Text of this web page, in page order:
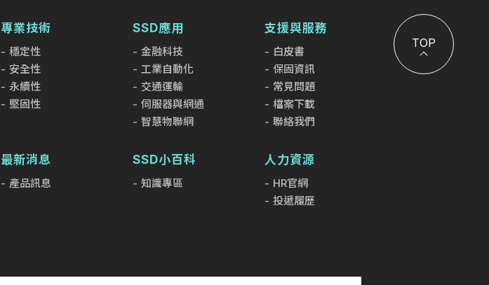
專業技術
穩定性
安全性
永續性
堅固性
SSD應用
金融科技
工業自動化
交通運輸
伺服器與網通
智慧物聯網
支援與服務
白皮書
保固資訊
常見問題
檔案下載
聯絡我們
最新消息
產品訊息
SSD小百科
知識專區
人力資源
HR官網
投遞履歷
TOP